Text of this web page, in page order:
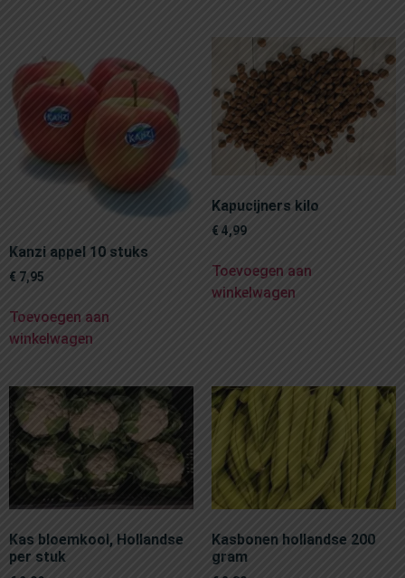
Kanzi appel 10 stuks
€ 7,95
Toevoegen aan
winkelwagen
Kapucijners kilo
€ 4,99
Toevoegen aan
winkelwagen
Kas bloemkool, Hollandse
per stuk
Kasbonen hollandse 200
gram